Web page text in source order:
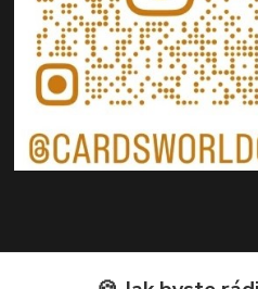
Kontakty